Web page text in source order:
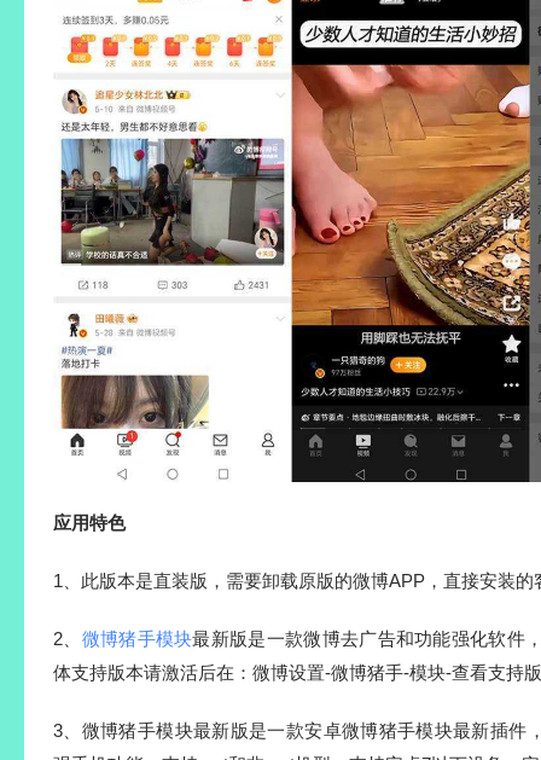
应用特色
1、此版本是直装版，需要卸载原版的微博APP，直接安装
2、 微博猪手模块最新版是一款微博去广告和功能强化软件
体支持版本请激活后在：微博设置-微博猪手-模块-查看支持
3、微博猪手模块最新版是一款安卓微博猪手模块最新插件